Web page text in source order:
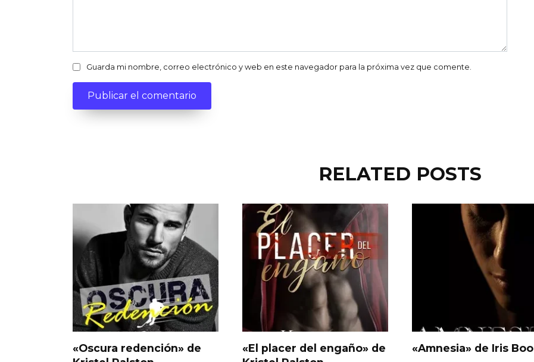
Guarda mi nombre, correo electrónico y web en este navegador para la próxima vez que comente.
RELATED POSTS
«Oscura redención» de
«El placer del engaño» de
«Amnesia» de Iris Boo